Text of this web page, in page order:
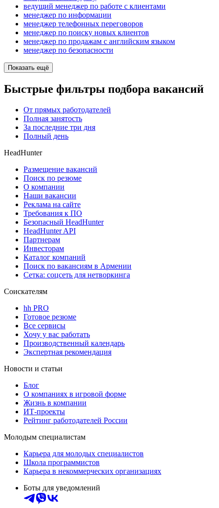
ведущий менеджер по работе с клиентами
менеджер по информации
менеджер телефонных переговоров
менеджер по поиску новых клиентов
менеджер по продажам с английским языком
менеджер по безопасности
Показать ещё
Быстрые фильтры подбора вакансий
От прямых работодателей
Полная занятость
За последние три дня
Полный день
HeadHunter
Размещение вакансий
Поиск по резюме
О компании
Наши вакансии
Реклама на сайте
Требования к ПО
Безопасный HeadHunter
HeadHunter API
Партнерам
Инвесторам
Каталог компаний
Поиск по вакансиям в Армении
Сетка: соцсеть для нетворкинга
Соискателям
hh PRO
Готовое резюме
Все сервисы
Хочу у вас работать
Производственный календарь
Экспертная рекомендация
Новости и статьи
Блог
О компаниях в игровой форме
Жизнь в компании
ИТ-проекты
Рейтинг работодателей России
Молодым специалистам
Карьера для молодых специалистов
Школа программистов
Карьера в некоммерческих организациях
Боты для уведомлений